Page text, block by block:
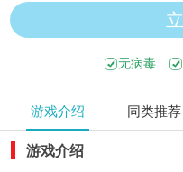
无病毒
游戏介绍 同类推荐
游戏介绍